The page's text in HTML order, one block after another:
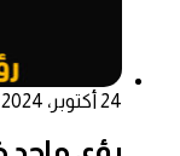
24 أكتوبر، 2024